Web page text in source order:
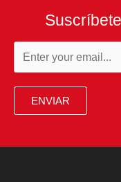
ENVIAR